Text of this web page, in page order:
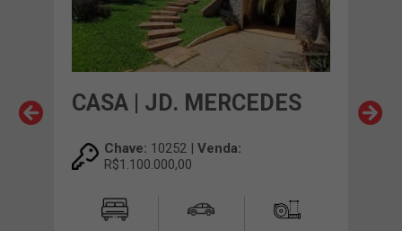
CASA | JD. MERCEDES
Chave: 10252 | Venda:
R$1.100.000,00